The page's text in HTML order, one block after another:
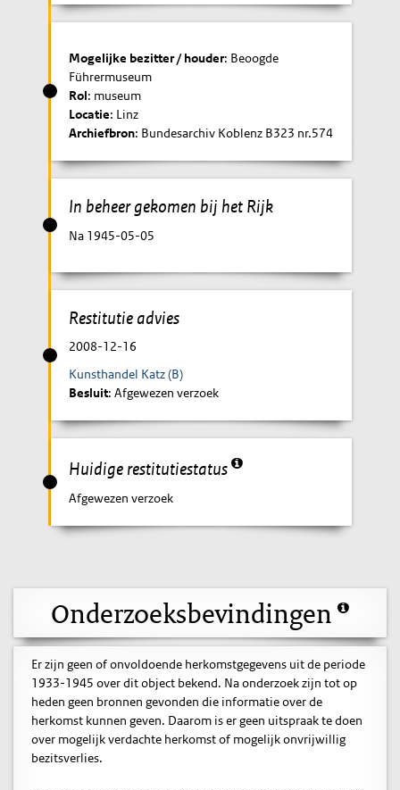
Mogelijke bezitter / houder: Beoogde
Führermuseum
Rol: museum
Locatie: Linz
Archiefbron: Bundesarchiv Koblenz B323 nr.574
In beheer gekomen bij het Rijk
Na 1945-05-05
Restitutie advies
2008-12-16
Kunsthandel Katz (B)
Besluit: Afgewezen verzoek
Huidige restitutiestatus
Afgewezen verzoek
Onderzoeksbevindingen
Er zijn geen of onvoldoende herkomstgegevens uit de periode
1933-1945 over dit object bekend. Na onderzoek zijn tot op
heden geen bronnen gevonden die informatie over de
herkomst kunnen geven. Daarom is er geen uitspraak te doen
over mogelijk verdachte herkomst of mogelijk onvrijwillig
bezitsverlies.